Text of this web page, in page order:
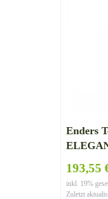
Enders
PLUS
193,55
inkl. 19%
Zuletzt